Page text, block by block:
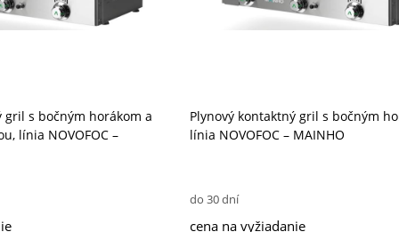
gril s bočným horákom a
línia NOVOFOC –
Plynový kontaktný gril s bočným
línia NOVOFOC – MAINHO
do 30 dní
cena na vyžiadanie